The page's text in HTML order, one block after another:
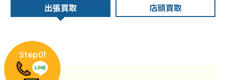
出張買取 店頭買取
Step01